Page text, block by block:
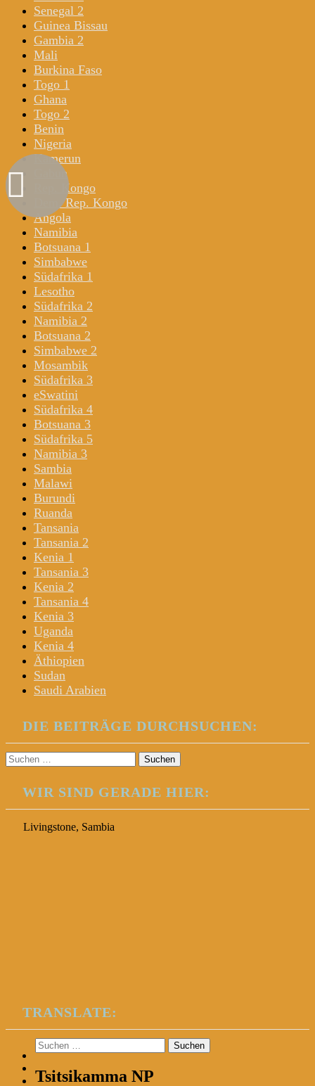
Senegal 2
Guinea Bissau
Gambia 2
Mali
Burkina Faso
Togo 1
Ghana
Togo 2
Benin
Nigeria
Kamerun
Gabun
Rep. Kongo
Dem. Rep. Kongo
Angola
Namibia
Botsuana 1
Simbabwe
Südafrika 1
Lesotho
Südafrika 2
Namibia 2
Botsuana 2
Simbabwe 2
Mosambik
Südafrika 3
eSwatini
Südafrika 4
Botsuana 3
Südafrika 5
Namibia 3
Sambia
Malawi
Burundi
Ruanda
Tansania
Tansania 2
Kenia 1
Tansania 3
Kenia 2
Tansania 4
Kenia 3
Uganda
Kenia 4
Äthiopien
Sudan
Saudi Arabien
DIE BEITRÄGE DURCHSUCHEN:
Suchen
nach:
WIR SIND GERADE HIER:
Livingstone, Sambia
TRANSLATE:
Suchen
nach:
Tsitsikamma NP